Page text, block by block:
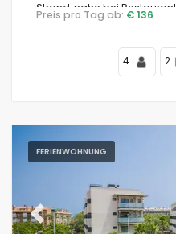
Strand, nahe bei
Supermärkten und einem
Preis pro Tag ab: € 136
4 2
FERIENWOHNUNG
Previous